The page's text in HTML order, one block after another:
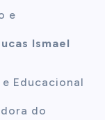
e
Ismael
Educacional
do